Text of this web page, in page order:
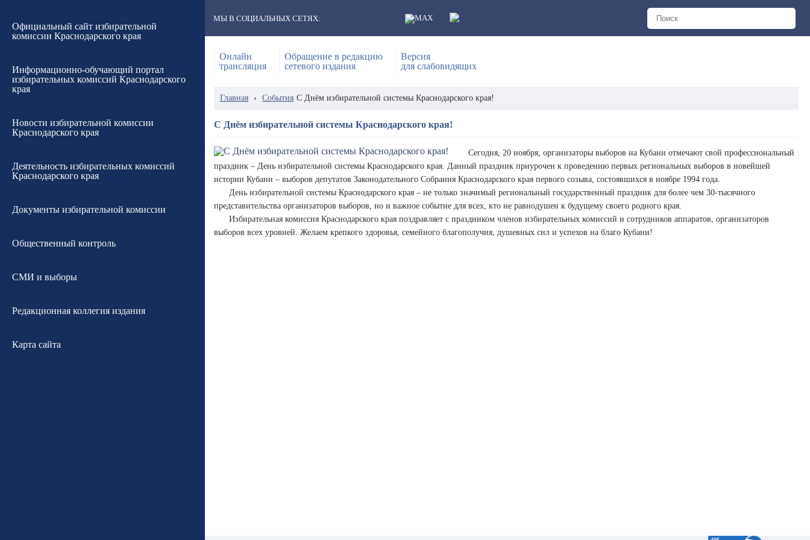
Официальный сайт избирательной
комиссии Краснодарского края
Информационно-обучающий портал
избирательных комиссий Краснодарского
края
Новости избирательной комиссии
Краснодарского края
Деятельность избирательных комиссий
Краснодарского края
Документы избирательной комиссии
Общественный контроль
СМИ и выборы
Редакционная коллегия издания
Карта сайта
МЫ В СОЦИАЛЬНЫХ СЕТЯХ:
Онлайн
трансляция
Обращение в редакцию
сетевого издания
Версия
для слабовидящих
Главная › События С Днём избирательной системы Краснодарского края!
С Днём избирательной системы Краснодарского края!
Сегодня, 20 ноября, организаторы выборов на Кубани отмечают свой профессиональный
праздник – День избирательной системы Краснодарского края. Данный праздник приурочен к проведению первых региональных выборов в новейшей
истории Кубани – выборов депутатов Законодательного Собрания Краснодарского края первого созыва, состоявшихся в ноябре 1994 года.
День избирательной системы Краснодарского края – не только значимый региональный государственный праздник для более чем 30-тысячного
представительства организаторов выборов, но и важное событие для всех, кто не равнодушен к будущему своего родного края.
Избирательная комиссия Краснодарского края поздравляет с праздником членов избирательных комиссий и сотрудников аппаратов, организаторов
выборов всех уровней. Желаем крепкого здоровья, семейного благополучия, душевных сил и успехов на благо Кубани!